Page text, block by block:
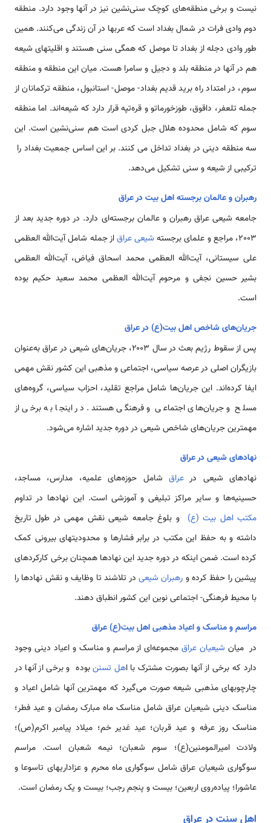
نیست و برخی منطقه‌های کوچک سنی‌نشین نیز در آنها وجود دارد. منطقه
دوم وادی فرات در شمال بغداد است که عربها در آن زندگی می‌کنند. همین
طور وادی دجله از بغداد تا موصل که همگی سنی هستند و اقلیتهای شیعه
هم در آنها در منطقه بلد و دجیل و سامرا هست. میان این منطقه و منطقه
سوم، در امتداد راه برید قدیم بغداد- موصل- استانبول، منطقه ترکمانان از
جمله تلعفر، داقوق، طوزخورماتو و قره‌تپه قرار دارد که شیعه‌اند. اما منطقه
سوم که شامل محدوده هلال جبل کردی است هم سنی‌نشین است. این
سه منطقه دینی در بغداد تداخل می کنند. بر این اساس جمعیت بغداد را
ترکیبی از شیعه و سنی تشکیل می‌دهد.
رهبران و عالمان برجسته اهل بیت در عراق
جامعه شیعی عراق رهبران و عالمان برجسته‌ای دارد. در دوره جدید بعد از
2003، مراجع و علمای برجسته
شیعی عراقاز جمله شامل آیت‌الله العظمی
علی سیستانی، آیت‌الله العظمی محمد اسحاق فیاض، آیت‌الله العظمی
بشیر حسین نجفی و مرحوم آیت‌الله العظمی محمد سعید حکیم بوده
است.
جریان‌های شاخص اهل بیت(ع) در عراق
پس از سقوط رژیم بعث در سال ۲۰۰۳، جریان‌های شیعی در عراق به‌عنوان
بازیگران اصلی در عرصه سیاسی، اجتماعی و مذهبی این کشور نقش مهمی
ایفا کرده‌اند. این جریان‌ها شامل مراجع تقلید، احزاب سیاسی، گروه‌های
مسلح و جریان‌های اجتماعی و فرهنگی هستند. در اینجا به برخی از
مهمترین جریان‌های شاخص شیعی در دوره جدید اشاره می‌شود.
نهادهای شیعی در عراق
نهادهای شیعی درعراق شامل حوزه‌های علمیه، مدارس، مساجد،
حسینیه‌ها و سایر مراکز تبلیغی و آموزشی است. این نهادها در تداوم
مکتب اهل بیت (ع) و بلوغ جامعه شیعی نقش مهمی در طول تاریخ
داشته و به حفظ این مکتب در برابر فشارها و محدودیتهای بیرونی کمک
کرده است. ضمن اینکه در دوره جدید این نهادها همچنان برخی کارکردهای
پیشین را حفظ کرده و رهبران شیعی در تلاشند تا وظایف و نقش نهادها را
با محیط فرهنگی- اجتماعی نوین این کشور انطباق دهند.
مراسم و مناسک و اعیاد مذهبی اهل بیت(ع) عراق
در میان شیعیان عراقمجموعه‌ای از مراسم و مناسک و اعیاد دینی وجود
دارد که برخی از آنها بصورت مشترک با اهل تسننبوده و برخی از آنها در
چارچوبهای مذهبی شیعه صورت می‌گیرد که مهمترین آنها شامل اعیاد و
مناسک دینی شیعیان عراق شامل مناسک ماه مبارک رمضان و عید فطر؛
مناسک روز عرفه و عید قربان؛ عید غدیر خم؛ میلاد پیامبر اکرم(ص)؛
ولادت امیرالمومنین(ع)؛ سوم شعبان؛ نیمه شعبان است. مراسم
سوگواری شیعیان عراق شامل سوگواری ماه محرم و عزاداریهای تاسوعا و
عاشورا؛ پیاده‌روی اربعین؛ بیست و پنجم رجب؛ بیست و یک رمضان است.
اهل سنت در عراق